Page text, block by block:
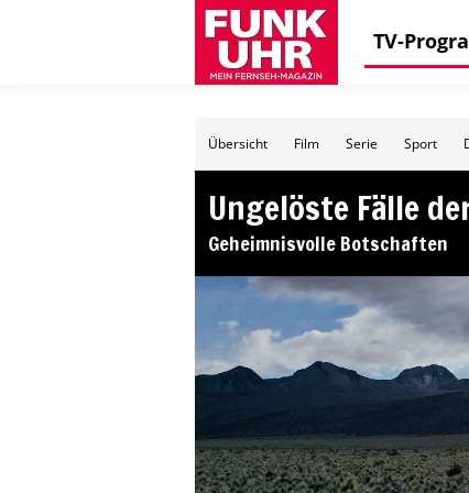
TV-
Übersicht Film Serie Sport
Ungelöste Fälle
Geheimnisvolle Botschaften